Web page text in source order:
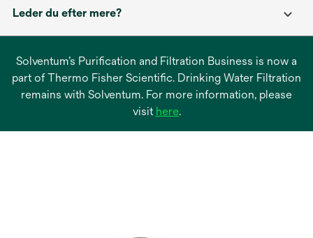
Leder du efter mere?
Solventum’s Purification and Filtration Business is now a
part of Thermo Fisher Scientific. Drinking Water Filtration
remains with Solventum. For more information, please
visit hereopens
.